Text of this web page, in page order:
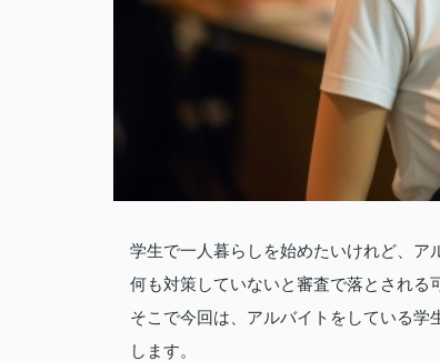
学生で一人暮らしを始めたいけれど、ア
何も対策していないと審査で落とされる
そこで今回は、アルバイトをしている
します。